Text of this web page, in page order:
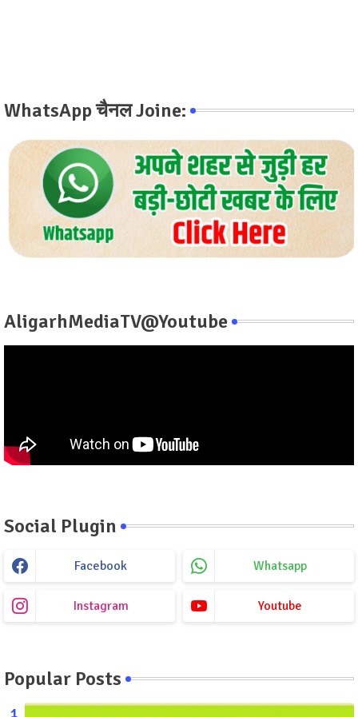
WhatsApp चैनल Joine:
AligarhMediaTV@Youtube
Social Plugin
Facebook Whatsapp
Instagram Youtube
Popular Posts